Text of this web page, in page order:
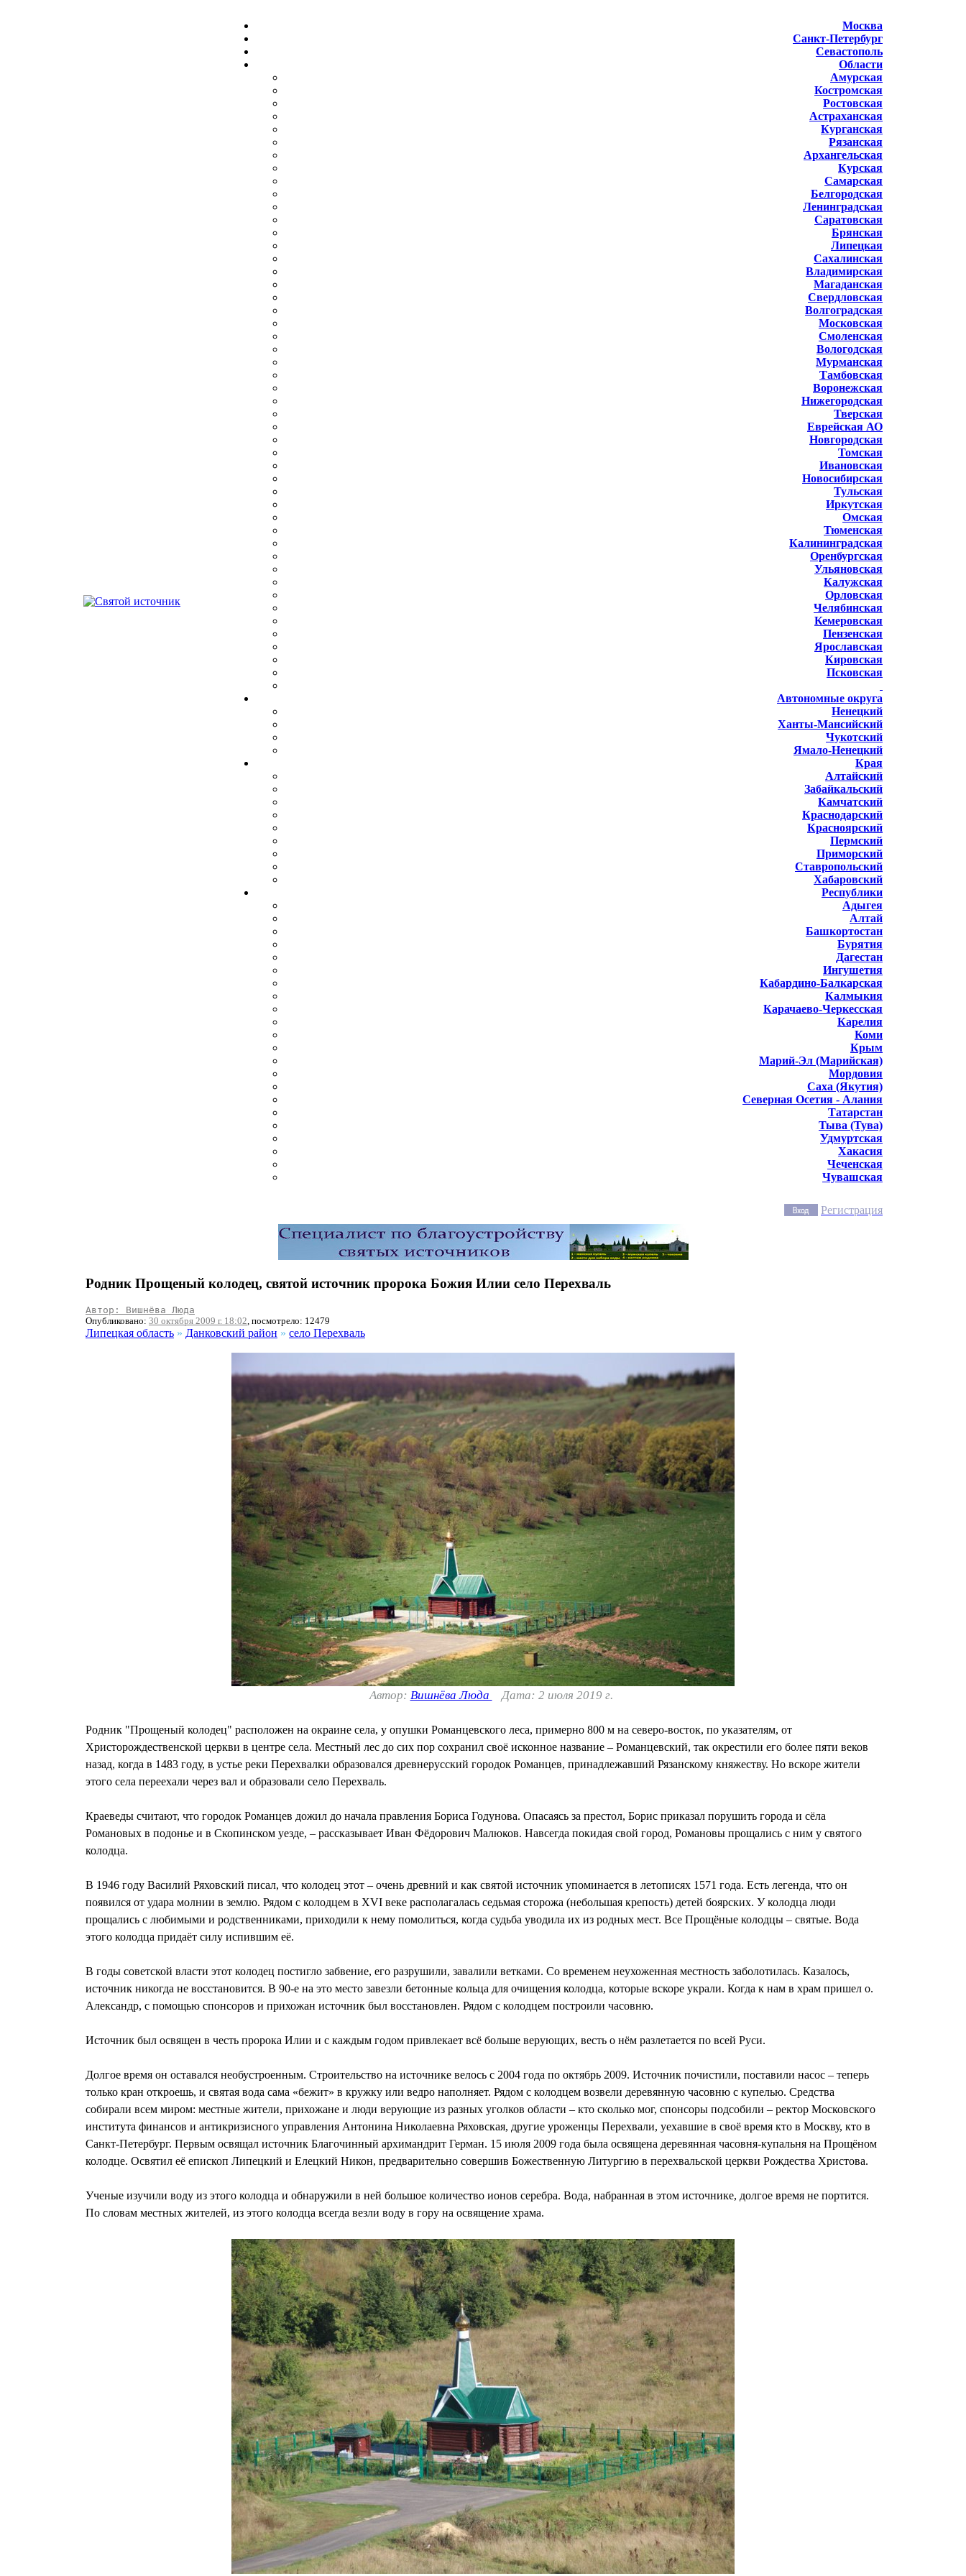
Москва
Санкт-Петербург
Севастополь
Области
Амурская
Костромская
Ростовская
Астраханская
Курганская
Рязанская
Архангельская
Курская
Самарская
Белгородская
Ленинградская
Саратовская
Брянская
Липецкая
Сахалинская
Владимирская
Магаданская
Свердловская
Волгоградская
Московская
Смоленская
Вологодская
Мурманская
Тамбовская
Воронежская
Нижегородская
Тверская
Еврейская АО
Новгородская
Томская
Ивановская
Новосибирская
Тульская
Иркутская
Омская
Тюменская
Калининградская
Оренбургская
Ульяновская
Калужская
Орловская
Челябинская
Кемеровская
Пензенская
Ярославская
Кировская
Псковская
Автономные округа
Ненецкий
Ханты-Мансийский
Чукотский
Ямало-Ненецкий
Края
Алтайский
Забайкальский
Камчатский
Краснодарский
Красноярский
Пермский
Приморский
Ставропольский
Хабаровский
Республики
Адыгея
Алтай
Башкортостан
Бурятия
Дагестан
Ингушетия
Кабардино-Балкарская
Калмыкия
Карачаево-Черкесская
Карелия
Коми
Крым
Марий-Эл (Марийская)
Мордовия
Саха (Якутия)
Северная Осетия - Алания
Татарстан
Тыва (Тува)
Удмуртская
Хакасия
Чеченская
Чувашская
Регистрация
Родник Прощеный колодец, святой источник пророка Божия Илии село Перехваль
Автор: Вишнёва Люда
Опубликовано: 30 октября 2009 г. 18:02, посмотрело: 12479
Липецкая область » Данковский район » село Перехваль
Автор: Вишнёва Люда Дата: 2 июля 2019 г.
Родник "Прощеный колодец" расположен на окраине села, у опушки Романцевского леса, примерно 800 м на северо-восток, по указателям, от
Христорождественской церкви в центре села. Местный лес до сих пор сохранил своё исконное название – Романцевский, так окрестили его более пяти веков
назад, когда в 1483 году, в устье реки Перехвалки образовался древнерусский городок Романцев, принадлежавший Рязанскому княжеству. Но вскоре жители
этого села переехали через вал и образовали село Перехваль.
Краеведы считают, что городок Романцев дожил до начала правления Бориса Годунова. Опасаясь за престол, Борис приказал порушить города и сёла
Романовых в подонье и в Скопинском уезде, – рассказывает Иван Фёдорович Малюков. Навсегда покидая свой город, Романовы прощались с ним у святого
колодца.
В 1946 году Василий Ряховский писал, что колодец этот – очень древний и как святой источник упоминается в летописях 1571 года. Есть легенда, что он
появился от удара молнии в землю. Рядом с колодцем в XVI веке располагалась седьмая сторожа (небольшая крепость) детей боярских. У колодца люди
прощались с любимыми и родственниками, приходили к нему помолиться, когда судьба уводила их из родных мест. Все Прощёные колодцы – святые. Вода
этого колодца придаёт силу испившим её.
В годы советской власти этот колодец постигло забвение, его разрушили, завалили ветками. Со временем неухоженная местность заболотилась. Казалось,
источник никогда не восстановится. В 90-е на это место завезли бетонные кольца для очищения колодца, которые вскоре украли. Когда к нам в храм пришел о.
Александр, с помощью спонсоров и прихожан источник был восстановлен. Рядом с колодцем построили часовню.
Источник был освящен в честь пророка Илии и с каждым годом привлекает всё больше верующих, весть о нём разлетается по всей Руси.
Долгое время он оставался необустроенным. Строительство на источнике велось с 2004 года по октябрь 2009. Источник почистили, поставили насос – теперь
только кран откроешь, и святая вода сама «бежит» в кружку или ведро наполняет. Рядом с колодцем возвели деревянную часовню с купелью. Средства
собирали всем миром: местные жители, прихожане и люди верующие из разных уголков области – кто сколько мог, спонсоры подсобили – ректор Московского
института финансов и антикризисного управления Антонина Николаевна Ряховская, другие уроженцы Перехвали, уехавшие в своё время кто в Москву, кто в
Санкт-Петербург. Первым освящал источник Благочинный архимандрит Герман. 15 июля 2009 года была освящена деревянная часовня-купальня на Прощёном
колодце. Освятил её епископ Липецкий и Елецкий Никон, предварительно совершив Божественную Литургию в перехвальской церкви Рождества Христова.
Ученые изучили воду из этого колодца и обнаружили в ней большое количество ионов серебра. Вода, набранная в этом источнике, долгое время не портится.
По словам местных жителей, из этого колодца всегда везли воду в гору на освящение храма.